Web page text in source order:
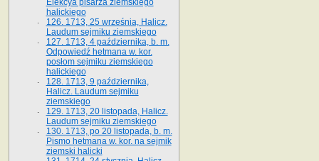
Elekcya pisarza ziemskiego
halickiego
126. 1713, 25 września, Halicz.
Laudum sejmiku ziemskiego
127. 1713, 4 października, b. m.
Odpowiedź hetmana w. kor.
posłom sejmiku ziemskiego
halickiego
128. 1713, 9 października,
Halicz. Laudum sejmiku
ziemskiego
129. 1713, 20 listopada, Halicz.
Laudum sejmiku ziemskiego
130. 1713, po 20 listopada, b. m.
Pismo hetmana w. kor. na sejmik
ziemski halicki